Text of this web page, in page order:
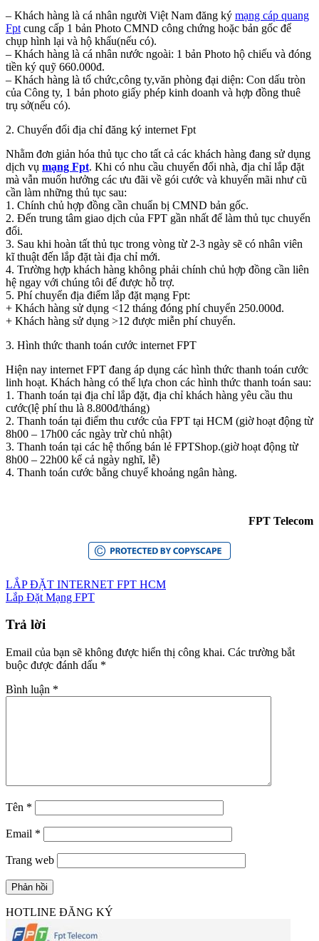
– Khách hàng là cá nhân người Việt Nam đăng ký mạng cáp quang
Fpt cung cấp 1 bản Photo CMND công chứng hoặc bản gốc để
chụp hình lại và hộ khẩu(nếu có).
– Khách hàng là cá nhân nước ngoài: 1 bản Photo hộ chiếu và đóng
tiền ký quỹ 660.000đ.
– Khách hàng là tổ chức,công ty,văn phòng đại diện: Con dấu tròn
của Công ty, 1 bản photo giấy phép kinh doanh và hợp đồng thuê
trụ sở(nếu có).
2. Chuyển đổi địa chỉ đăng ký internet Fpt
Nhằm đơn giản hóa thủ tục cho tất cả các khách hàng đang sử dụng
dịch vụ mạng Fpt. Khi có nhu cầu chuyển đổi nhà, địa chỉ lắp đặt
mà vẫn muốn hưởng các ưu đãi về gói cước và khuyến mãi như cũ
cần làm những thủ tục sau:
1. Chính chủ hợp đồng cần chuẩn bị CMND bản gốc.
2. Đến trung tâm giao dịch của FPT gần nhất để làm thủ tục chuyển
đổi.
3. Sau khi hoàn tất thủ tục trong vòng từ 2-3 ngày sẽ có nhân viên
kĩ thuật đến lắp đặt tài địa chỉ mới.
4. Trường hợp khách hàng không phải chính chủ hợp đồng cần liên
hệ ngay với chúng tôi để được hỗ trợ.
5. Phí chuyển địa điểm lắp đặt mạng Fpt:
+ Khách hàng sử dụng <12 tháng đóng phí chuyển 250.000đ.
+ Khách hàng sử dụng >12 được miễn phí chuyển.
3. Hình thức thanh toán cước internet FPT
Hiện nay internet FPT đang áp dụng các hình thức thanh toán cước
linh hoạt. Khách hàng có thể lựa chon các hình thức thanh toán sau:
1. Thanh toán tại địa chỉ lắp đặt, địa chỉ khách hàng yêu cầu thu
cước(lệ phí thu là 8.800đ/tháng)
2. Thanh toán tại điểm thu cước của FPT tại HCM (giờ hoạt động từ
8h00 – 17h00 các ngày trừ chủ nhật)
3. Thanh toán tại các hệ thống bán lẻ FPTShop.(giờ hoạt động từ
8h00 – 22h00 kể cả ngày nghĩ, lễ)
4. Thanh toán cước bằng chuyể khoảng ngân hàng.
FPT Telecom
LẮP ĐẶT INTERNET FPT HCM
Lắp Đặt Mạng FPT
Trả lời
Email của bạn sẽ không được hiển thị công khai. Các trường bắt
buộc được đánh dấu *
Bình luận *
Tên *
Email *
Trang web
HOTLINE ĐĂNG KÝ